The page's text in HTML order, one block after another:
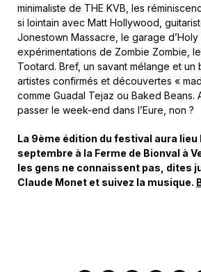
minimaliste de THE KVB, les
si lointain avec Matt Hollywood,
Jonestown Massacre, le garage d’Holy
expérimentations de Zombie Zombie,
Tootard. Bref, un savant mélange et
artistes confirmés et découvertes «
comme Guadal Tejaz ou Baked Beans.
passer le week-end dans l’Eure, non ?
La 9ème édition du festival aura lieu
septembre à la Ferme de Bionval à
les gens ne connaissent pas, dites
Claude Monet et suivez la musique.